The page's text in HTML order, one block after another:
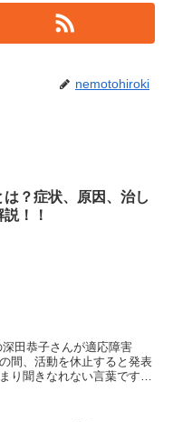
nemotohiroki
？症状、原因、治し
！！
田恭子さんが適応障害
間、活動を休止すると発表
り聞きなれない言葉です